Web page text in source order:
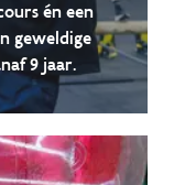
én een
geweldige
9 jaar.